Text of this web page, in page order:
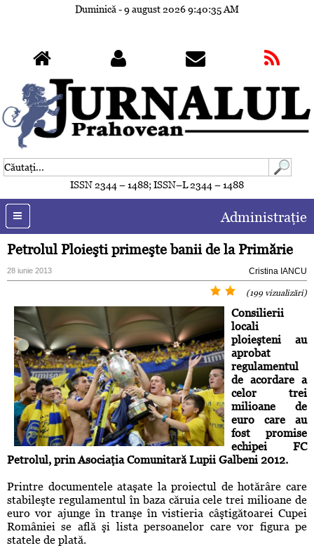
Duminică - 9 august 20269:40:38 AM
ISSN 2344 – 1488; ISSN–L 2344 – 1488
Administraţie
Petrolul Ploieşti primeşte banii de la Primărie
28 iunie 2013 Cristina IANCU
(199 vizualizări)
Consilierii
locali
ploieşteni au
aprobat
regulamentul
de acordare a
celor trei
milioane de
euro care au
fost promise
echipei FC
Petrolul, prin Asociaţia Comunitară Lupii Galbeni 2012.
Printre documentele ataşate la proiectul de hotărâre care
stabileşte regulamentul în baza căruia cele trei milioane de
euro vor ajunge în tranşe în vistieria câştigătoarei Cupei
României se află şi lista persoanelor care vor figura pe
statele de plată.